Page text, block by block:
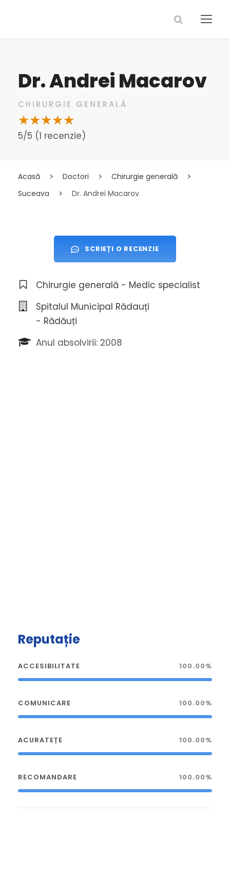
Dr. Andrei Macarov
CHIRURGIE GENERALĂ
5/5 (1 recenzie)
Acasă Doctori
Chirurgie generală
Suceava
Dr. Andrei Macarov
SCRIEȚI O RECENZIE
Chirurgie generală - Medic specialist
Spitalul Municipal Rădauți
- Rădăuți
Anul absolvirii: 2008
Reputație
ACCESIBILITATE 100.00%
COMUNICARE 100.00%
ACURATEȚE 100.00%
RECOMANDARE 100.00%